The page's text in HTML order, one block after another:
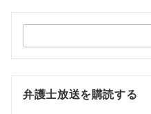
索：
弁護士放送を購読する